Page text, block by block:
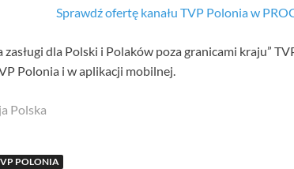
Sprawdź ofertę kanału TVP Polonia w
zasługi dla Polski i Polaków poza granicami kraju”
Polonia i w aplikacji mobilnej.
Polska
POLONIA